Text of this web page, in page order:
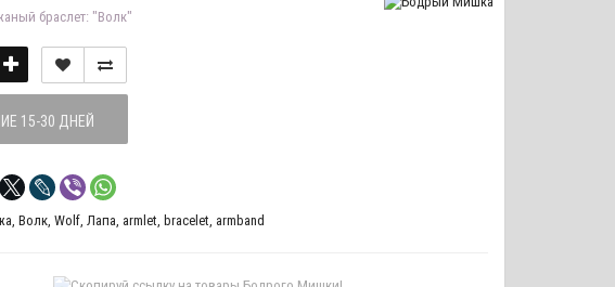
браслет: "Волк"
15-30 ДНЕЙ
, Волк, Wolf, Лапа, armlet, bracelet, armband